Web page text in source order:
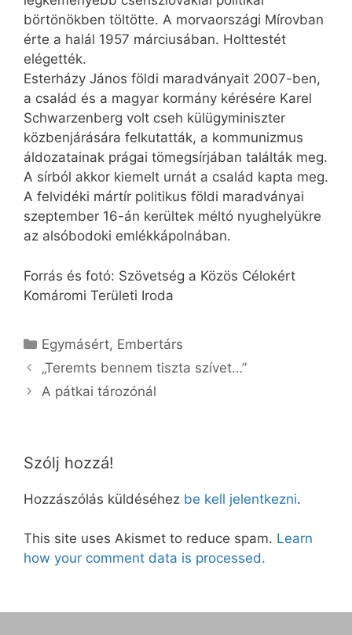
börtönökben töltötte. A morvaországi Mírovban
érte a halál 1957 márciusában. Holttestét
elégették.
Esterházy János földi maradványait 2007-ben,
a család és a magyar kormány kérésére Karel
Schwarzenberg volt cseh külügyminiszter
közbenjárására felkutatták, a kommunizmus
áldozatainak prágai tömegsírjában találták meg.
A sírból akkor kiemelt urnát a család kapta meg.
A felvidéki mártír politikus földi maradványai
szeptember 16-án kerültek méltó nyughelyükre
az alsóbodoki emlékkápolnában.
Forrás és fotó: Szövetség a Közös Célokért
Komáromi Területi Iroda
Kategória
Egymásért, Embertárs
„Teremts bennem tiszta szívet…”
A pátkai tározónál
Szólj hozzá!
Hozzászólás küldéséhez be kell jelentkezni.
This site uses Akismet to reduce spam. Learn
how your comment data is processed.